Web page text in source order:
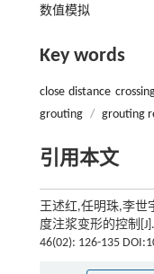
数值模拟
Key words
close distance
grouting / grouting
引用本文
王述红,任明珠,李世
度注浆变形的控制[J].
46(02): 126-135